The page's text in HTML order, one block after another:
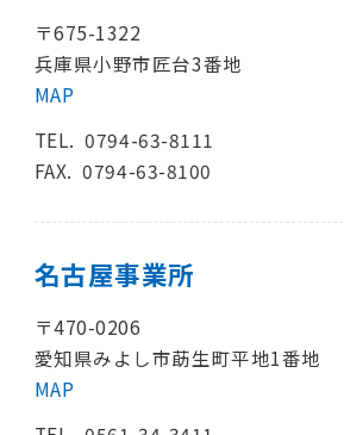
〒675-1322
兵庫県小野市匠台3番地
MAP
TEL.0794-63-8111
FAX. 0794-63-8100
名古屋事業所
〒470-0206
愛知県みよし市莇生町平地1番地
MAP